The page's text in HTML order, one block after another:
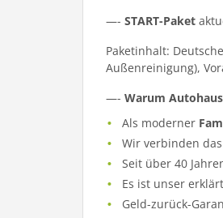
—- START-Paket
Paketinhalt:
Außenreinigung),
—- Warum
Als moderner
Wir verbinden
Seit über 40
Es ist unser
Geld-zurück-